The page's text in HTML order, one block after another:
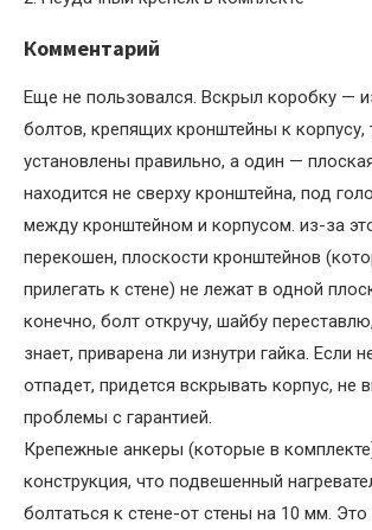
Комментарий
Еще не пользовался. Вскрыл коробку —
болтов, крепящих кронштейны к корпусу,
установлены правильно, а один —
находится не сверху кронштейна, под
между кронштейном и корпусом. из-за
перекошен, плоскости кронштейнов
прилегать к стене) не лежат в одной
конечно, болт откручу, шайбу
знает, приварена ли изнутри гайка. Если
отпадет, придется вскрывать корпус, не
проблемы с гарантией.
Крепежные анкеры (которые в
конструкция, что подвешенный
болтаться к стене-от стены на 10 мм.